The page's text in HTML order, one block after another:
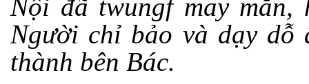
Nội đã twungf may mắn,
Người chỉ bảo và dạy dỗ
thành bên Bác.